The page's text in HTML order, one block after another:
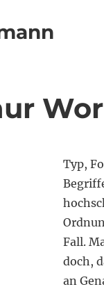
Typ,
Fall.
doch,
an